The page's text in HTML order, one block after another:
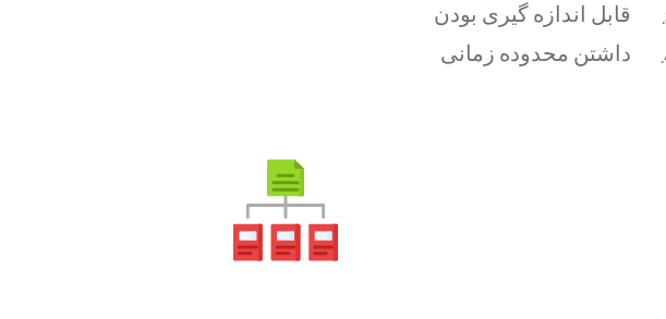
قابل اندازه گیری بودن
داشتن محدوده زمانی